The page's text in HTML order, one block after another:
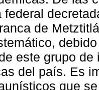
federal
de
este grupo
del país. Es
que